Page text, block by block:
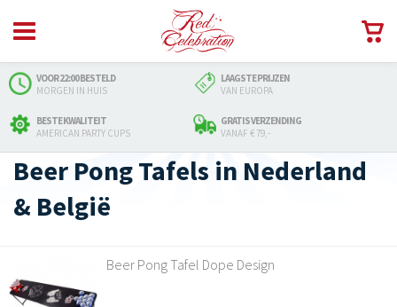
VOOR 22:00 BESTELD
MORGEN IN HUIS
LAAGSTE PRIJZEN
VAN EUROPA
BESTE KWALITEIT
AMERICAN PARTY CUPS
GRATIS VERZENDING
VANAF € 79,-
Beer Pong Tafels in Nederland
& België
Beer Pong Tafel Dope Design